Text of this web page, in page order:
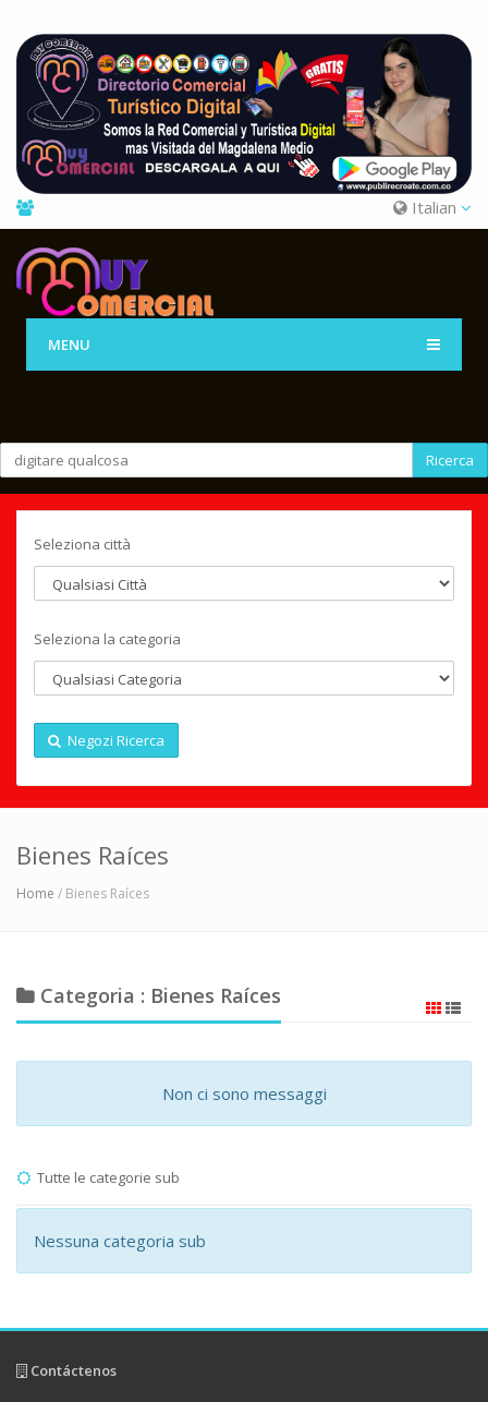
Italian
MENU
Ricerca
Seleziona città
Seleziona la categoria
Negozi Ricerca
Bienes Raíces
Home / Bienes Raíces
Categoria : Bienes Raíces
Non ci sono messaggi
Tutte le categorie sub
Nessuna categoria sub
Contáctenos